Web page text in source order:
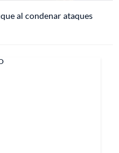
al condenar ataques